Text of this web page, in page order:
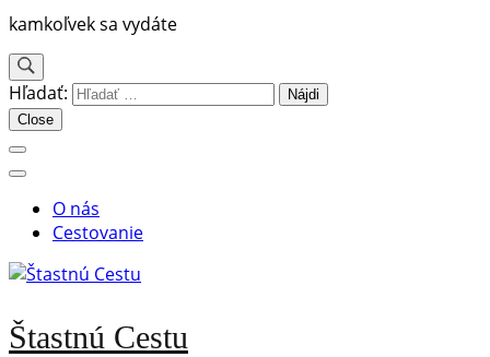
kamkoľvek sa vydáte
Hľadať:
Close
O nás
Cestovanie
Štastnú Cestu